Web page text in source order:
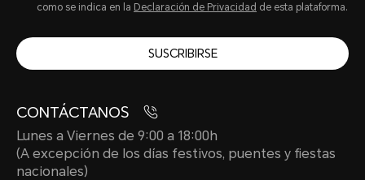
como se indica en la Declaración de Privacidad de esta plataforma.
SUSCRIBIRSE
CONTÁCTANOS
Lunes a Viernes de 9:00 a 18:00h
(A excepción de los días festivos, puentes y fiestas
nacionales)